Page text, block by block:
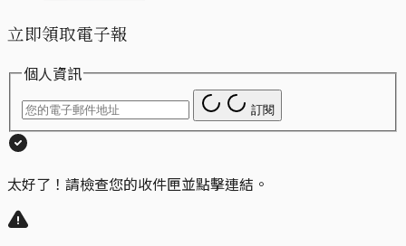
立即領取電子報
個人資訊
訂閱
太好了！請檢查您的收件匣並點擊連結。